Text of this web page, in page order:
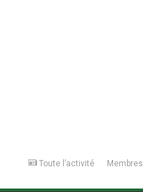
Toute l’activité Membres